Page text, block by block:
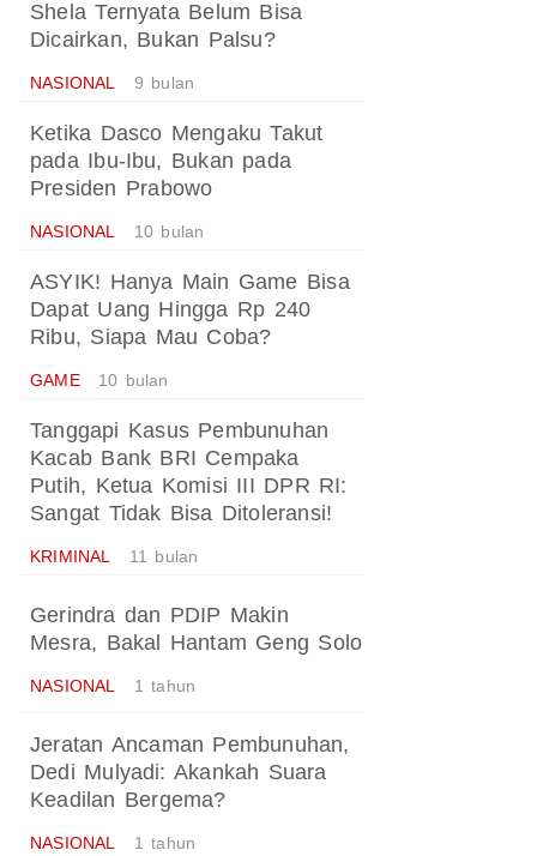
Shela Ternyata Belum Bisa
Dicairkan, Bukan Palsu?
NASIONAL 9 bulan
Ketika Dasco Mengaku Takut
pada Ibu-Ibu, Bukan pada
Presiden Prabowo
NASIONAL 10 bulan
ASYIK! Hanya Main Game Bisa
Dapat Uang Hingga Rp 240
Ribu, Siapa Mau Coba?
GAME 10 bulan
Tanggapi Kasus Pembunuhan
Kacab Bank BRI Cempaka
Putih, Ketua Komisi III DPR RI:
Sangat Tidak Bisa Ditoleransi!
KRIMINAL 11 bulan
Gerindra dan PDIP Makin
Mesra, Bakal Hantam Geng Solo
NASIONAL 1 tahun
Jeratan Ancaman Pembunuhan,
Dedi Mulyadi: Akankah Suara
Keadilan Bergema?
NASIONAL 1 tahun